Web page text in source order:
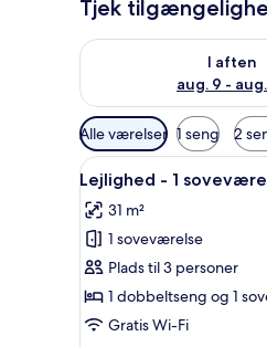
Tjek
I aften
aug. 9 -
Tjek tilgængelighed for
Tilgængelige
filtre
for
værelser
Alle værelser 1 seng 2
Indlæs
alle
billeder
af
Lejlighed
-
1
9
Lejlighed - 1
31 m²
1 soveværelse
Plads til 3 personer
1 dobbeltseng og 1
Gratis Wi-Fi